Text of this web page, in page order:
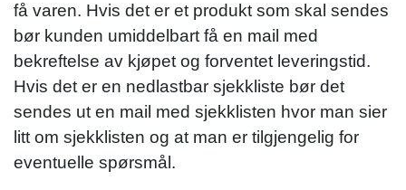
få varen. Hvis det er et produkt som skal sendes
bør kunden umiddelbart få en mail med
bekreftelse av kjøpet og forventet leveringstid.
Hvis det er en nedlastbar sjekkliste bør det
sendes ut en mail med sjekklisten hvor man sier
litt om sjekklisten og at man er tilgjengelig for
eventuelle spørsmål.